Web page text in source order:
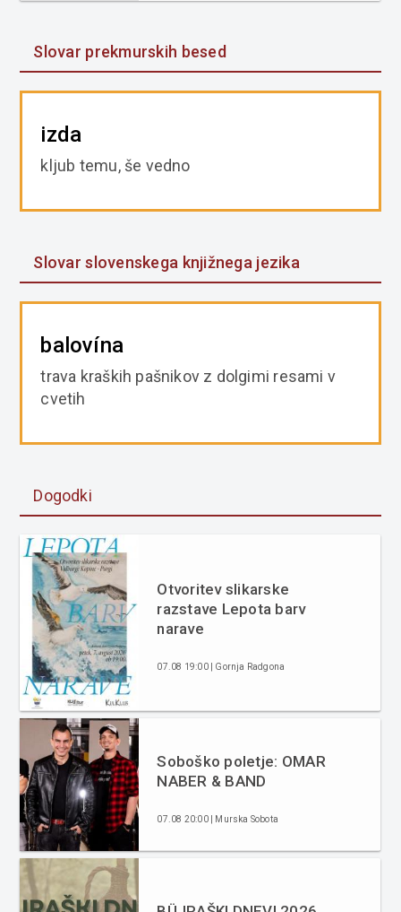
Slovar prekmurskih besed
izda
kljub temu, še vedno
Slovar slovenskega knjižnega jezika
balovína
trava kraških pašnikov z dolgimi resami v
cvetih
Dogodki
Otvoritev slikarske
razstave Lepota barv
narave
07.08 19:00 | Gornja Radgona
Soboško poletje: OMAR
NABER & BAND
07.08 20:00 | Murska Sobota